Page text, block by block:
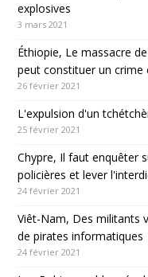
explosives
3 mars 2021
Éthiopie, Le massacre
peut constituer un crime
26 février 2021
L'expulsion d'un
25 février 2021
Chypre, Il faut enquêter
policières et lever
24 février 2021
Viêt-Nam, Des militants
de pirates informatiques
24 février 2021